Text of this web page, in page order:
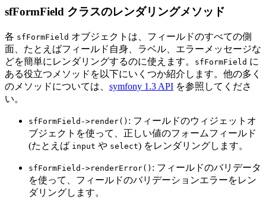
sfFormField クラスのレンダリングメソッド
各 sfFormField オブジェクトは、フィールドのすべての側
面、たとえばフィールド自身、ラベル、エラーメッセージな
どを簡単にレンダリングするのに使えます。
sfFormField に
ある役立つメソッドを以下にいくつか紹介します。他の多く
のメソッドについては、 symfony 1.3 API を参照してくださ
い。
sfFormField->render() : フィールドのウィジェットオ
ブジェクトを使って、正しい値のフォームフィールド
(たとえば input や select) をレンダリングします。
sfFormField->renderError() : フィールドのバリデータ
を使って、フィールドのバリデーションエラーをレン
ダリングします。